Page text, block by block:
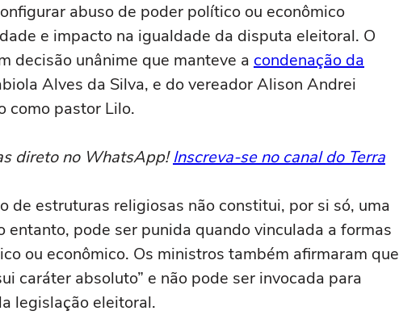
abuso de poder político ou econômico
e impacto na igualdade da disputa eleitoral. O
decisão unânime que manteve a condenação da
Alves da Silva, e do vereador Alison Andrei
como pastor Lilo.
direto no WhatsApp!Inscreva-se no canal do Terra
de estruturas religiosas não constitui, por si só, uma
entanto, pode ser punida quando vinculada a formas
ou econômico. Os ministros também afirmaram que
caráter absoluto” e não pode ser invocada para
legislação eleitoral.